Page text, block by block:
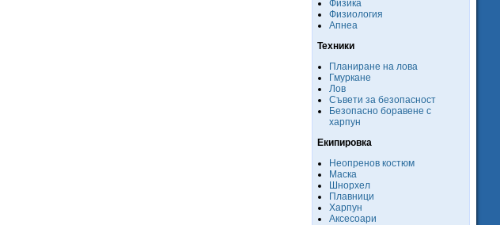
Физика
Физиология
Апнеа
Техники
Планиране на лова
Гмуркане
Лов
Съвети за безопасност
Безопасно боравене с
харпун
Екипировка
Неопренов костюм
Маска
Шнорхел
Плавници
Харпун
Аксесоари